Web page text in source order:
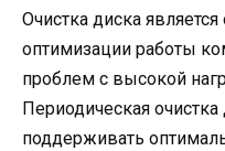
Очистка диска
оптимизации работы
проблем с высокой
Периодическая
поддерживать